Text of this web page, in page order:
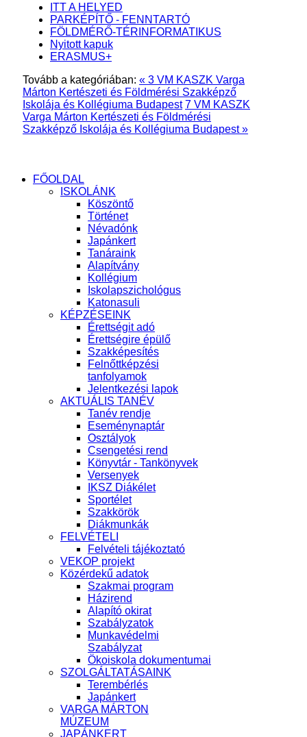
ITT A HELYED
PARKÉPÍTŐ - FENNTARTÓ
FÖLDMÉRŐ-TÉRINFORMATIKUS
Nyitott kapuk
ERASMUS+
Tovább a kategóriában: « 3 VM KASZK Varga
Márton Kertészeti és Földmérési Szakképző
Iskolája és Kollégiuma Budapest 7 VM KASZK
Varga Márton Kertészeti és Földmérési
Szakképző Iskolája és Kollégiuma Budapest »
FŐOLDAL
ISKOLÁNK
Köszöntő
Történet
Névadónk
Japánkert
Tanáraink
Alapítvány
Kollégium
Iskolapszichológus
Katonasuli
KÉPZÉSEINK
Érettségit adó
Érettségire épülő
Szakképesítés
Felnőttképzési
tanfolyamok
Jelentkezési lapok
AKTUÁLIS TANÉV
Tanév rendje
Eseménynaptár
Osztályok
Csengetési rend
Könyvtár - Tankönyvek
Versenyek
IKSZ Diákélet
Sportélet
Szakkörök
Diákmunkák
FELVÉTELI
Felvételi tájékoztató
VEKOP projekt
Közérdekű adatok
Szakmai program
Házirend
Alapító okirat
Szabályzatok
Munkavédelmi
Szabályzat
Ökoiskola dokumentumai
SZOLGÁLTATÁSAINK
Terembérlés
Japánkert
VARGA MÁRTON
MÚZEUM
JAPÁNKERT